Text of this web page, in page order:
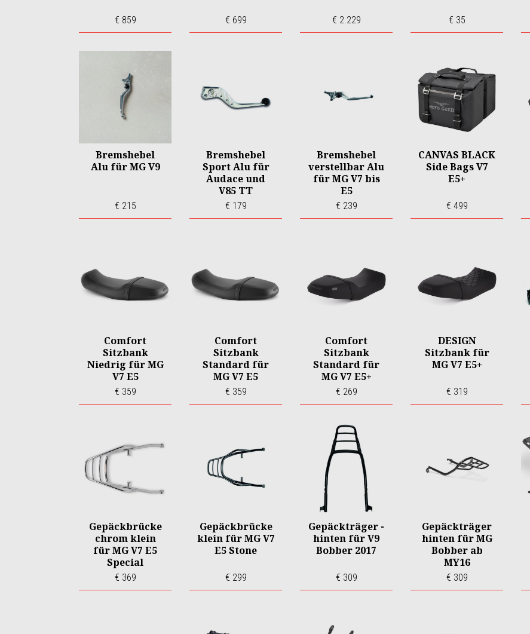
€ 859 € 699 € 2.229 € 35
Bremshebel
Alu für MG V9
€ 215
Bremshebel
Sport Alu für
Audace und
V85 TT
€ 179
Bremshebel
verstellbar Alu
für MG V7 bis
E5
€ 239
CANVAS BLACK
Side Bags V7
E5+
€ 499
Comfort
Sitzbank
Niedrig für MG
V7 E5
€ 359
Comfort
Sitzbank
Standard für
MG V7 E5
€ 359
Comfort
Sitzbank
Standard für
MG V7 E5+
€ 269
DESIGN
Sitzbank für
MG V7 E5+
€ 319
Gepäckbrücke
chrom klein
für MG V7 E5
Special
€ 369
Gepäckbrücke
klein für MG V7
E5 Stone
€ 299
Gepäckträger -
hinten für V9
Bobber 2017
€ 309
Gepäckträger
hinten für MG
Bobber ab
MY16
€ 309